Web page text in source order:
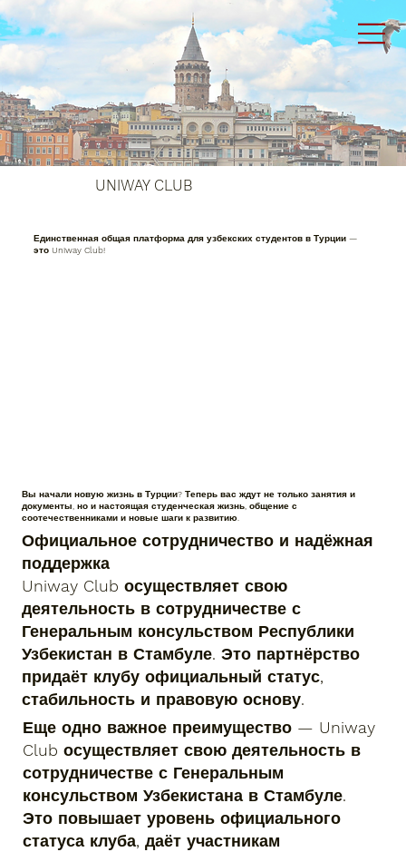
UNIWAY CLUB
Единственная общая платформа для узбекских студентов в Турции —
это Uniway Club!
Вы начали новую жизнь в Турции? Теперь вас ждут не только занятия и
документы, но и настоящая студенческая жизнь, общение с
соотечественниками и новые шаги к развитию.
Официальное сотрудничество и надёжная
поддержка
Uniway Club осуществляет свою
деятельность в сотрудничестве с
Генеральным консульством Республики
Узбекистан в Стамбуле. Это партнёрство
придаёт клубу официальный статус,
стабильность и правовую основу.
Еще одно важное преимущество — Uniway
Club осуществляет свою деятельность в
сотрудничестве с Генеральным
консульством Узбекистана в Стамбуле.
Это повышает уровень официального
статуса клуба, даёт участникам